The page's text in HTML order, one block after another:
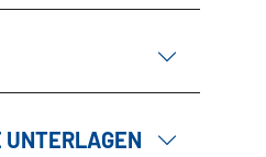
UNTERLAGEN